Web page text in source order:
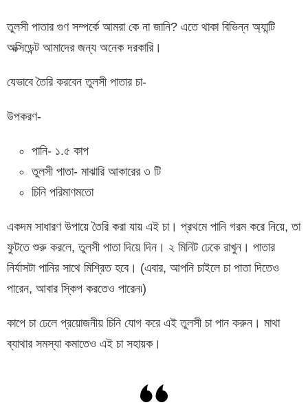
তুলসী পাতার গুণ সম্পর্কে আমরা কে না জানি? এতে থাকা বিভিন্ন অ্যান্টি
অক্সিডেন্ট আমাদের জন্য অনেক দরকারি।
যেভাবে তৈরি করবেন তুলসী পাতার চা-
উপকরণ-
পানি- ১.৫ কাপ
তুলসী পাতা- মাঝারি আকারের ৩ টি
চিনি পরিমাণমতো
একদম সাধারণ উপায়ে তৈরি করা যায় এই চা। প্রথমে পানি গরম করে নিয়ে, তা
ফুটতে শুরু করলে, তুলসী পাতা দিয়ে দিন। ২ মিনিট ঢেকে রাখুন। পাতার
নির্যাসটা পানির সাথে মিশ্রিত হবে। (এবার, আপনি চাইলে চা পাতা দিতেও
পারেন, আবার স্কিপ করতেও পারেন৷)
কাপে চা ঢেলে প্রয়োজনীয় চিনি যোগ করে এই তুলসী চা পান করুন। মাথা
ব্যাথার সমস্যা কমাতেও এই চা সহায়ক।